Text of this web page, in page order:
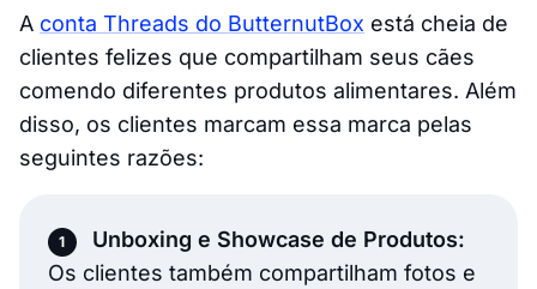
A conta Threads do ButternutBox está cheia de
clientes felizes que compartilham seus cães
comendo diferentes produtos alimentares. Além
disso, os clientes marcam essa marca pelas
seguintes razões:
Unboxing e Showcase de Produtos:
Os clientes também compartilham fotos e